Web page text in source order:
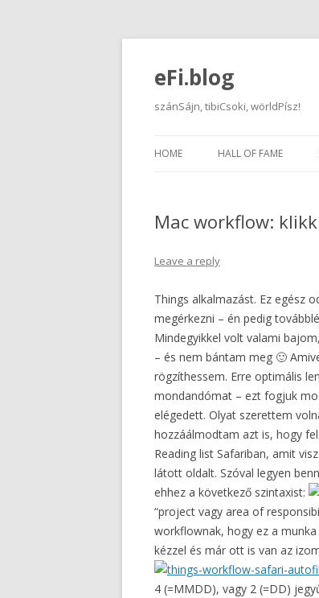
eFi.blog
szánSájn, tibiCsoki, wörldPísz!
HOME HALL OF FAME
Mac workflow:
Leave a reply
Things alkalmazást. Ez egész
megérkezni – én pedig
Mindegyikkel volt valami
– és nem bántam meg 🙂
rögzíthessem. Erre optimális
mondandómat – ezt fogjuk
elégedett. Olyat szerettem
hozzáálmodtam azt is, hogy
Reading list Safariban, amit
látott oldalt. Szóval legyen
ehhez a következő szintaxist:
“project vagy area of
workflownak, hogy ez a
kézzel és már ott is van az
4 (=MMDD), vagy 2 (=DD)